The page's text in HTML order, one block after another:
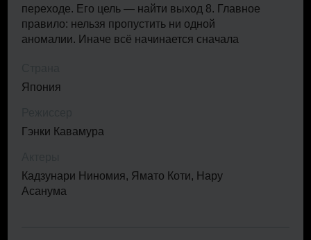
переходе. Его цель — найти выход 8. Главное
правило: нельзя пропустить ни одной
аномалии. Иначе всё начинается сначала
Япония
Гэнки Кавамура
Кадзунари Ниномия, Ямато Коти, Нару
Асанума